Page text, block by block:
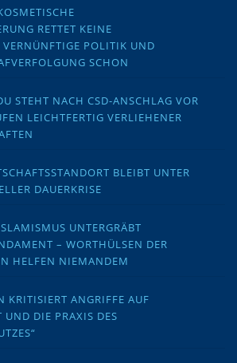
RETTET KEINE
POLITIK UND
SCHON
STEHT NACH CSD-ANSCHLAG VOR
LEICHTFERTIG VERLIEHENER
BLEIBT UNTER
DAUERKRISE
UNTERGRÄBT
– WORTHÜLSEN DER
HELFEN NIEMANDEM
KRITISIERT ANGRIFFE AUF
DIE PRAXIS DES